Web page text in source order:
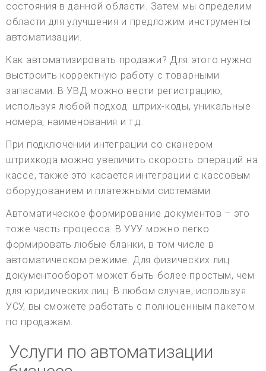
состояния в данной области. Затем мы определим
области для улучшения и предложим инструменты
автоматизации.
Как автоматизировать продажи? Для этого нужно
выстроить корректную работу с товарными
запасами. В УВД можно вести регистрацию,
используя любой подход: штрих-коды, уникальные
номера, наименования и т.д.
При подключении интеграции со сканером
штрихкода можно увеличить скорость операций на
кассе, также это касается интеграции с кассовым
оборудованием и платежными системами.
Автоматическое формирование документов – это
тоже часть процесса. В УУУ можно легко
формировать любые бланки, в том числе в
автоматическом режиме. Для физических лиц
документооборот может быть более простым, чем
для юридических лиц. В любом случае, используя
УСУ, вы сможете работать с полноценным пакетом
по продажам.
Услуги по автоматизации